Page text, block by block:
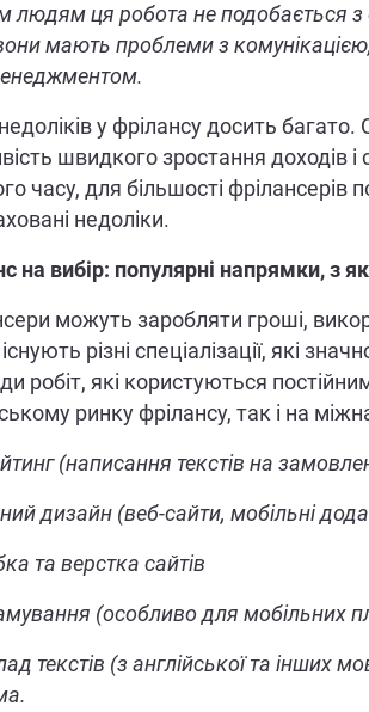
людям ця робота не подобається з
мають проблеми з
у фрілансу досить багато.
швидкого зростання доходів і
часу, для більшості фрілансерів
недоліки.
на вибір: популярні напрямки, з
можуть заробляти гроші,
різні спеціалізації, які
робіт, які користуються
ринку фрілансу, так і на
(написання текстів на
дизайн (веб-сайти, мобільні
та верстка сайтів
(особливо для мобільних
текстів (з англійської та інших